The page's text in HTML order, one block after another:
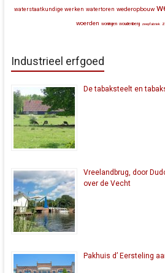
waterstaatkundige werken watertoren wederopbouw
woerden woningen woudenberg zeepfabriek
Industrieel erfgoed
De tabaksteelt en
Vreelandbrug, door
over de Vecht
Pakhuis d’ Eersteling